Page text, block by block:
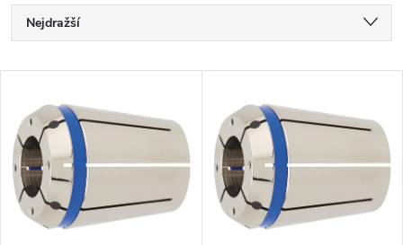
Ř
a
z
e
n
Nejdražší
Abecedně
ý
p